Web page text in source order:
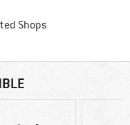
Shops